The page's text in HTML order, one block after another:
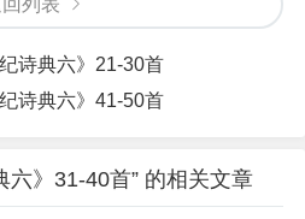
，我在偷学之。
列表
诗典六》21-30首
诗典六》41-50首
六》31-40首” 的相关文章